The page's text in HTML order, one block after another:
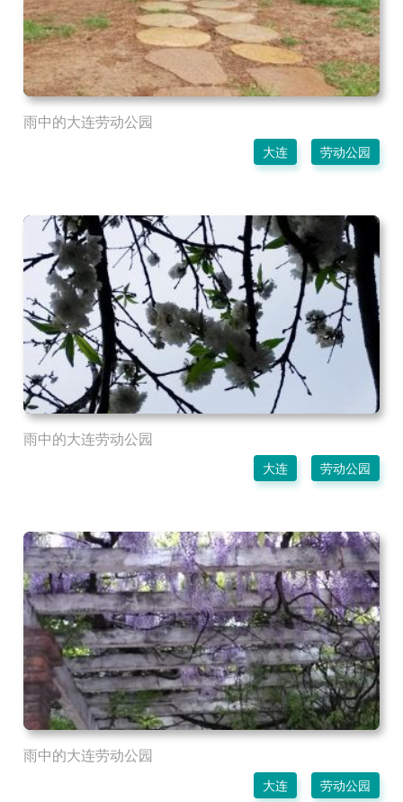
雨中的大连劳动公园
大连 劳动公园
雨中的大连劳动公园
大连 劳动公园
雨中的大连劳动公园
大连 劳动公园